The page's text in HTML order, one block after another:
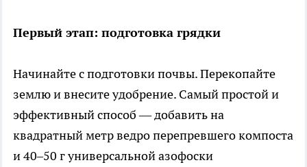
Первый этап: подготовка грядки
Начинайте с подготовки почвы. Перекопайте
землю и внесите удобрение. Самый простой и
эффективный способ — добавить на
квадратный метр ведро перепревшего компоста
и 40–50 г универсальной азофоски